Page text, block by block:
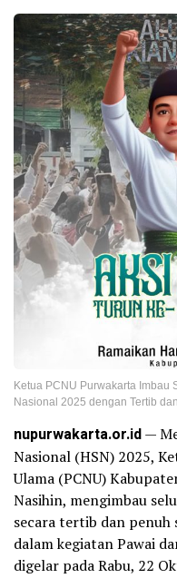
Ketua PCNU Purwakarta Imbau
Nasional 2025 dengan Tertib
nupurwakarta.or.id—
Nasional (HSN) 2025,
Ulama (PCNU)
Nasihin, mengimbau
secara tertib dan penuh
dalam kegiatan Pawai
digelar pada Rabu, 22